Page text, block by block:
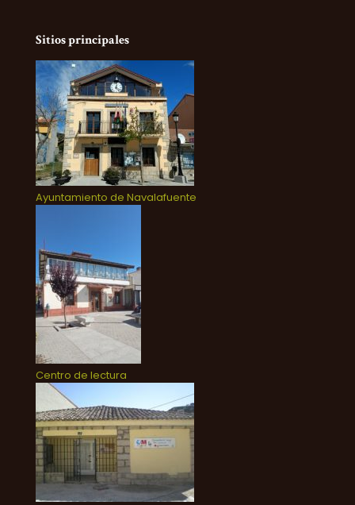
Sitios principales
Ayuntamiento de Navalafuente
Centro de lectura